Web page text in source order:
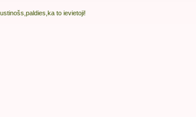
to ievietoji!